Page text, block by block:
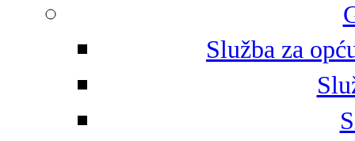
Služba za